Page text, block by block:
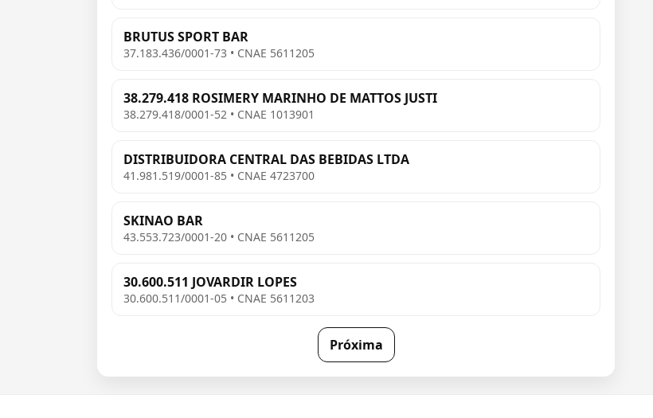
BRUTUS SPORT BAR
37.183.436/0001-73 • CNAE 5611205
38.279.418 ROSIMERY MARINHO DE MATTOS JUSTI
38.279.418/0001-52 • CNAE 1013901
DISTRIBUIDORA CENTRAL DAS BEBIDAS LTDA
41.981.519/0001-85 • CNAE 4723700
SKINAO BAR
43.553.723/0001-20 • CNAE 5611205
30.600.511 JOVARDIR LOPES
30.600.511/0001-05 • CNAE 5611203
Próxima